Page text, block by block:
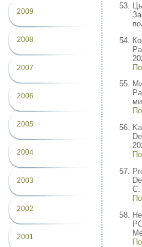
2009
2008
2007
2006
2005
2004
2003
2002
2001
С.